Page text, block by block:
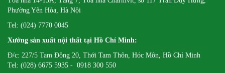
Phường Yên Hòa, Hà Nội
Tel: (024) 7770 0045
Xưởng sản xuất nội thất tại Hồ Chí Minh:
Đ/c: 227/5 Tam Đông 20, Thới Tam Thôn, Hóc Môn, Hồ Chí Minh
Tel: (028) 6675 5935 - 0918 300 550